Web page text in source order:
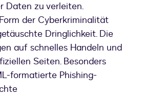
Daten zu verleiten.
der Cyberkriminalität
Dringlichkeit. Die
auf schnelles Handeln und
Seiten. Besonders
formatierte Phishing-